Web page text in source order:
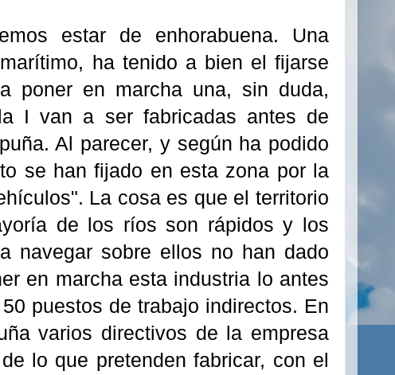
estar de enhorabuena. Una
ha tenido a bien el fijarse
poner en marcha una, sin duda,
I van a ser fabricadas antes de
Al parecer, y según ha podido
se han fijado en esta zona por la
La cosa es que el territorio
de los ríos son rápidos y los
navegar sobre ellos no han dado
en marcha esta industria lo antes
puestos de trabajo indirectos. En
varios directivos de la empresa
lo que pretenden fabricar, con el